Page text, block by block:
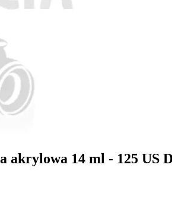
akrylowa 14 ml - 125 US